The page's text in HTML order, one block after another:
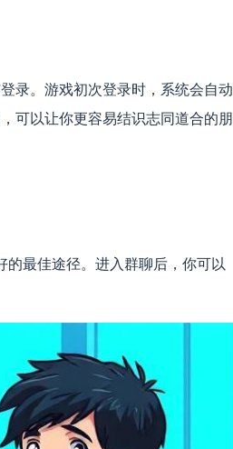
录。游戏初次登录时，系统会自动
可以让你更容易结识志同道合的朋
的最佳途径。进入群聊后，你可以